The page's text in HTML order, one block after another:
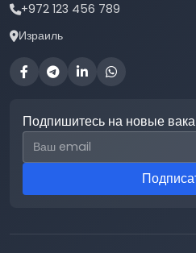
+972 123 456 789
Израиль
Подпишитесь на новые
Email для подписки